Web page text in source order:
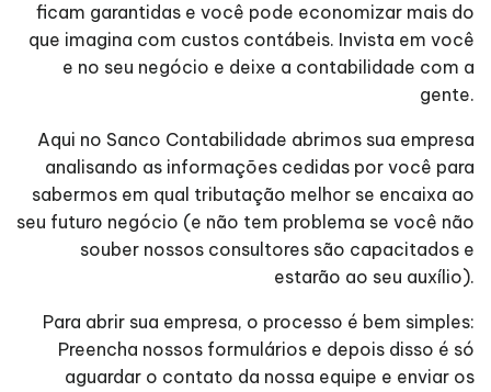
ficam garantidas e você pode economizar mais do
que imagina com custos contábeis. Invista em você
e no seu negócio e deixe a contabilidade com a
gente.
Aqui no Sanco Contabilidade abrimos sua empresa
analisando as informações cedidas por você para
sabermos em qual tributação melhor se encaixa ao
seu futuro negócio (e não tem problema se você não
souber nossos consultores são capacitados e
estarão ao seu auxílio).
Para abrir sua empresa, o processo é bem simples:
Preencha nossos formulários e depois disso é só
aguardar o contato da nossa equipe e enviar os